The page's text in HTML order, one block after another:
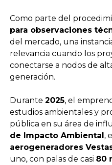
Como parte del
para observaciones
del mercado, una
relevancia cuando los
conectarse a nodos de
generación.
Durante 2025, el
estudios ambientales y
pública en su área de
de Impacto Ambiental,
aerogeneradores
uno, con palas de casi 80